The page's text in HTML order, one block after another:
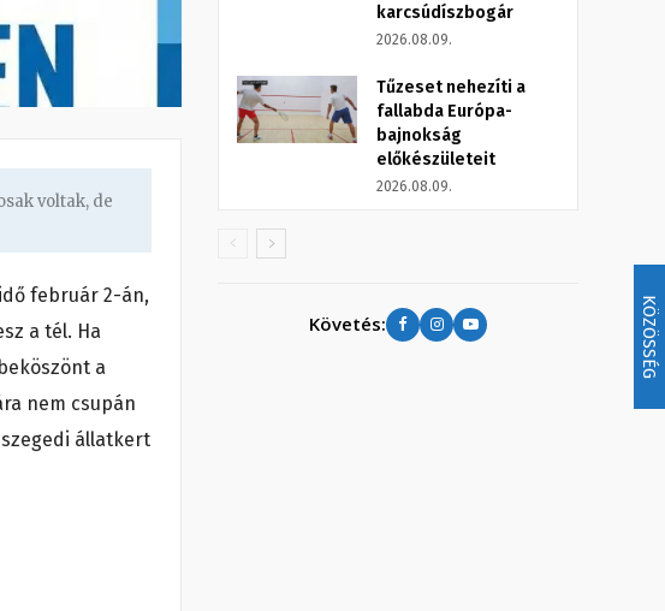
KÖZÖSSÉG
voltak, de
február 2-án,
a tél. Ha
a
nem csupán
állatkert
karcsúdíszbogár
2026.08.09.
Tűzeset nehezíti a
fallabda Európa-
bajnokság
előkészületeit
2026.08.09.
Követés: